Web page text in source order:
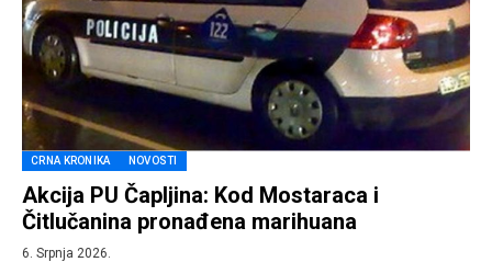
CRNA KRONIKA NOVOSTI
Akcija PU Čapljina: Kod Mostaraca i
Čitlučanina pronađena marihuana
6. Srpnja 2026.